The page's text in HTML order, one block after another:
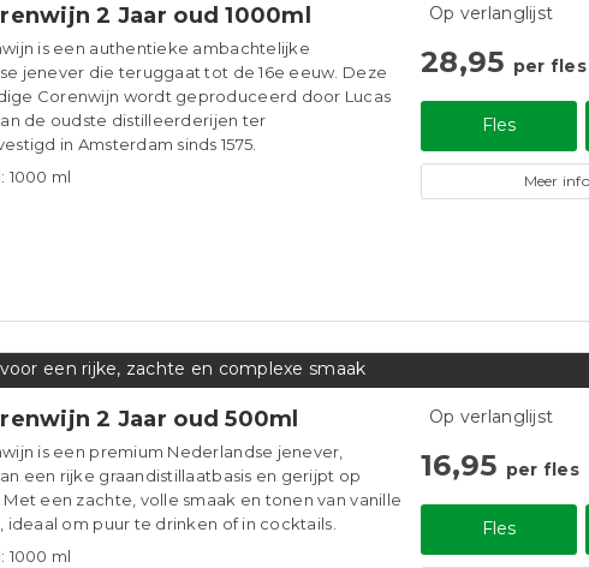
2 Jaar oud 1000ml
is een authentieke ambachtelijke
jenever die teruggaat tot de 16e eeuw. Deze
Corenwijn wordt geproduceerd door Lucas
de oudste distilleerderijen ter
in Amsterdam sinds 1575.
1000 ml
Op verlanglijst
28,95 per fles
Fles
Meer
een rijke, zachte en complexe smaak
2 Jaar oud 500ml
is een premium Nederlandse jenever,
een rijke graandistillaatbasis en gerijpt op
een zachte, volle smaak en tonen van vanille
ideaal om puur te drinken of in cocktails.
1000 ml
Op verlanglijst
16,95 per fles
Fles